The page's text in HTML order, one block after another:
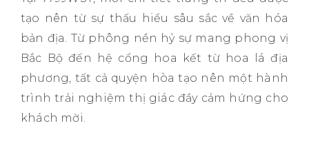
tạo nên từ sự thấu hiểu sâu sắc về văn hóa
bản địa. Từ phông nền hỷ sự mang phong vị
Bắc Bộ đến hệ cổng hoa kết từ hoa lá địa
phương, tất cả quyện hòa tạo nên một hành
trình trải nghiệm thị giác đầy cảm hứng cho
khách mời.